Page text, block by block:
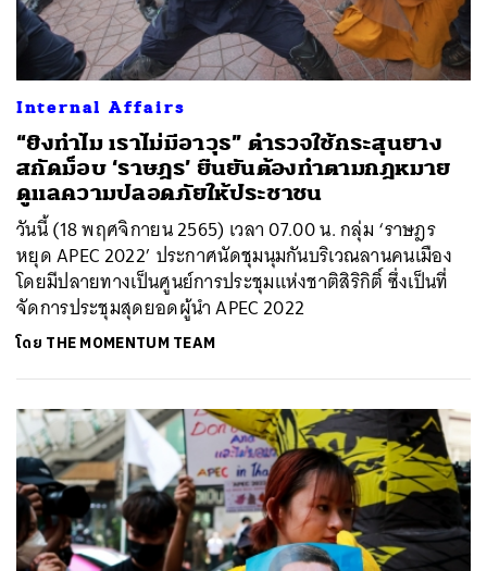
Internal Affairs
“ยิงทำไม เราไม่มีอาวุธ” ตำรวจใช้กระสุนยาง
สกัดม็อบ ‘ราษฎร’ ยืนยันต้องทำตามกฎหมาย
ดูแลความปลอดภัยให้ประชาชน
วันนี้ (18 พฤศจิกายน 2565) เวลา 07.00 น. กลุ่ม ‘ราษฎร
หยุด APEC 2022’ ประกาศนัดชุมนุมกันบริเวณลานคนเมือง
โดยมีปลายทางเป็นศูนย์การประชุมแห่งชาติสิริกิติ์ ซึ่งเป็นที่
จัดการประชุมสุดยอดผู้นำ APEC 2022
โดย THE MOMENTUM TEAM